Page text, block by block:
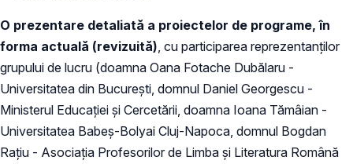
O prezentare detaliată a proiectelor de programe, în
forma actuală (revizuită) , cu participarea reprezentanților
grupului de lucru (doamna Oana Fotache Dubălaru -
Universitatea din București, domnul Daniel Georgescu -
Ministerul Educației și Cercetării, doamna Ioana Tămâian -
Universitatea Babeș-Bolyai Cluj-Napoca, domnul Bogdan
Rațiu - Asociaţia Profesorilor de Limba şi Literatura Română